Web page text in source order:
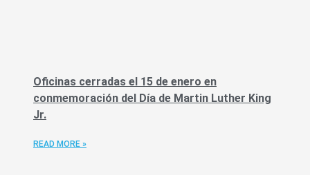
Oficinas cerradas el 15 de enero en
conmemoración del Día de Martin Luther King
Jr.
READ MORE »